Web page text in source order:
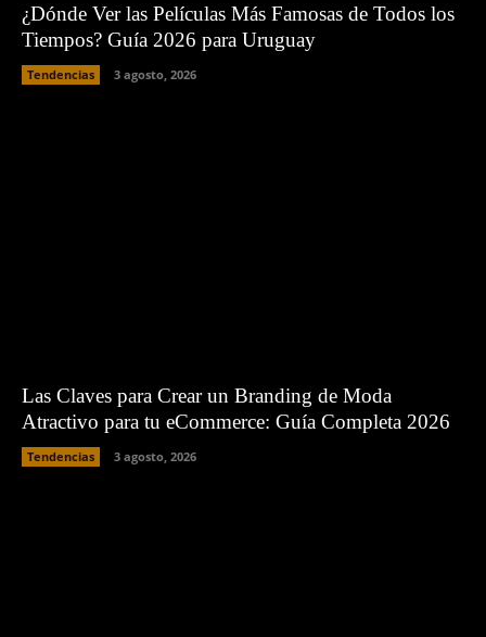
¿Dónde Ver las Películas Más Famosas de Todos los
Tiempos? Guía 2026 para Uruguay
Tendencias 3 agosto, 2026
Las Claves para Crear un Branding de Moda
Atractivo para tu eCommerce: Guía Completa 2026
Tendencias 3 agosto, 2026